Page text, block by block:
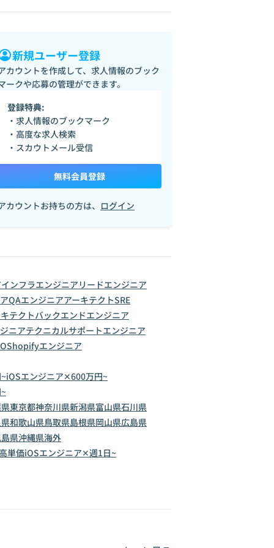
新規ユーザー登録
カウントを作成して、求人情報のブック
ークや応募の管理ができます。
登録特典:
・求人情報のブックマーク
・高度な求人検索
・スカウトメール受信
無料会員登録
カウントお持ちの方は、 ログイン
インフラエンジニア リードエンジニア
QAエンジニアアーキテクトSRE
テクトバックエンドエンジニア
ニアテクニカルサポートエンジニア
Shopifyエンジニア
iOSエンジニア✕600万円~
東京都神奈川県新潟県富山県石川県
和歌山県鳥取県島根県岡山県広島県
県沖縄県海外
単価iOSエンジニア✕週1日~